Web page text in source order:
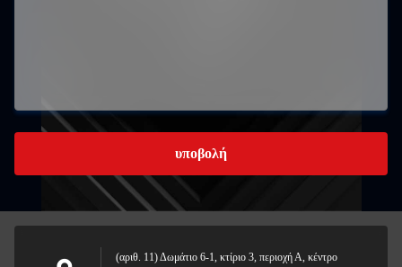
υποβολή
(αριθ. 11) Δωμάτιο 6-1, κτίριο 3, περιοχή Α, κέντρο